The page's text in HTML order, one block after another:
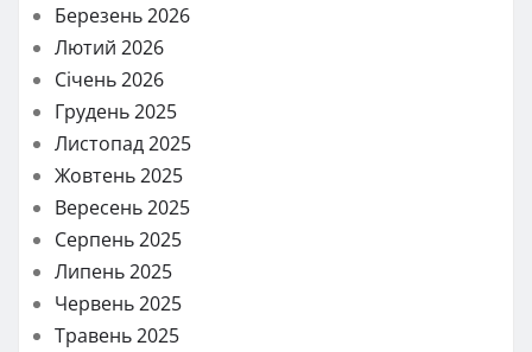
Березень 2026
Лютий 2026
Січень 2026
Грудень 2025
Листопад 2025
Жовтень 2025
Вересень 2025
Серпень 2025
Липень 2025
Червень 2025
Травень 2025